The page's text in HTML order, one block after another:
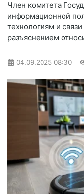
Член комитета
информационной
технологиям и
разъяснением
04.09.2025 08:30